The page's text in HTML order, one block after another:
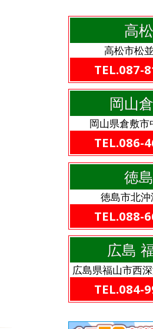
高
高松市松
TEL.087-
岡山
岡山県倉敷
TEL.086-
徳
徳島市北
TEL.088-
広島
広島県福山市西
TEL.084-